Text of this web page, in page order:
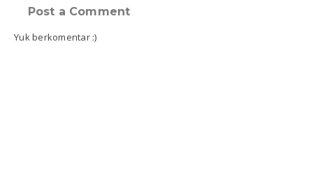
Post a Comment
Yuk berkomentar :)